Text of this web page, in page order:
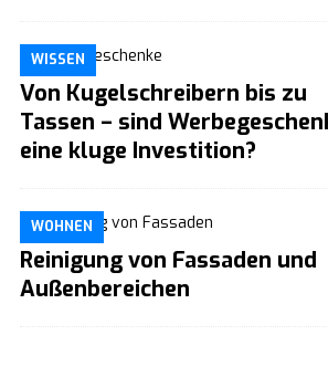
WISSEN
Von Kugelschreibern bis zu
Tassen – sind
eine kluge Investition?
WOHNEN
Reinigung von Fassaden und
Außenbereichen